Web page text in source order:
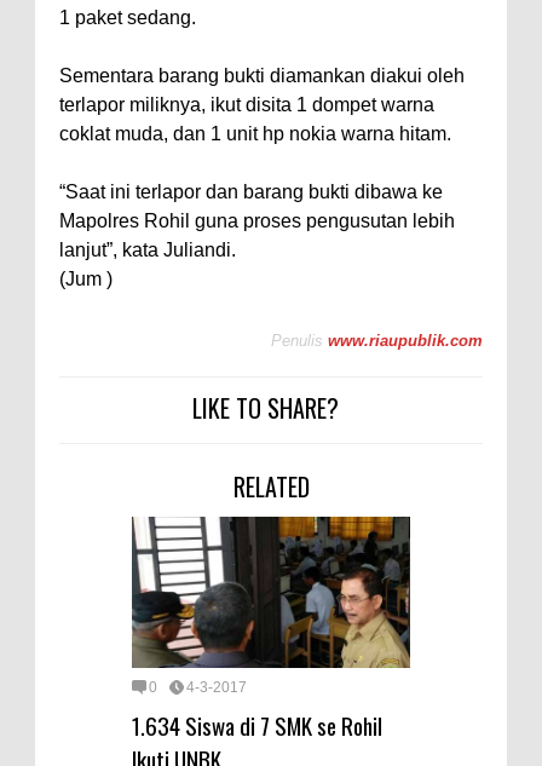
1 paket sedang.
Sementara barang bukti diamankan diakui oleh
terlapor miliknya, ikut disita 1 dompet warna
coklat muda, dan 1 unit hp nokia warna hitam.
“Saat ini terlapor dan barang bukti dibawa ke
Mapolres Rohil guna proses pengusutan lebih
lanjut”, kata Juliandi.
(Jum )
Penulis www.riaupublik.com
LIKE TO SHARE?
RELATED
0 4-3-2017
1.634 Siswa di 7 SMK se Rohil
Ikuti UNBK